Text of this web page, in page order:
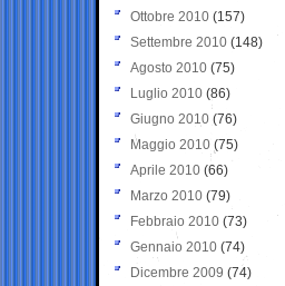
Ottobre 2010 (157)
Settembre 2010 (148)
Agosto 2010 (75)
Luglio 2010 (86)
Giugno 2010 (76)
Maggio 2010 (75)
Aprile 2010 (66)
Marzo 2010 (79)
Febbraio 2010 (73)
Gennaio 2010 (74)
Dicembre 2009 (74)